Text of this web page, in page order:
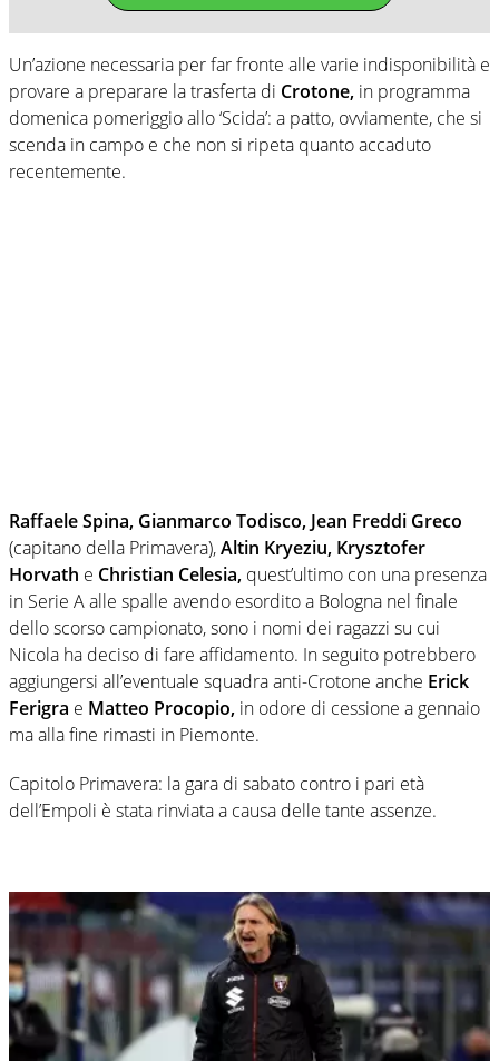
Un’azione necessaria per far fronte alle varie indisponibilità e
provare a preparare la trasferta di Crotone, in programma
domenica pomeriggio allo ‘Scida’: a patto, ovviamente, che si
scenda in campo e che non si ripeta quanto accaduto
recentemente.
Raffaele Spina, Gianmarco Todisco, Jean Freddi Greco
(capitano della Primavera),Altin Kryeziu, Krysztofer
Horvath e Christian Celesia, quest’ultimo con una presenza
in Serie A alle spalle avendo esordito a Bologna nel finale
dello scorso campionato, sono i nomi dei ragazzi su cui
Nicola ha deciso di fare affidamento. In seguito potrebbero
aggiungersi all’eventuale squadra anti-Crotone anche Erick
Ferigra e Matteo Procopio, in odore di cessione a gennaio
ma alla fine rimasti in Piemonte.
Capitolo Primavera: la gara di sabato contro i pari età
dell’Empoli è stata rinviata a causa delle tante assenze.